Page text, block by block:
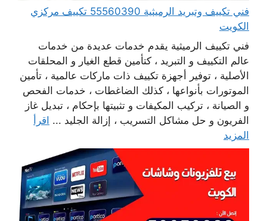
فني تكييف وتبريد الرميثية 55560390 تكييف مركزي
الكويت
فني تكييف الرميثية يقدم خدمات عديدة من خدمات
عالم التكييف و التبريد ، كتأمين قطع الغيار و المحلقات
الأصلية ، توفير أجهزة تكييف ذات ماركات عالمية ، تأمين
الموتورات بأنواعها ، كذلك الضاغطات ، خدمات الفحص
و الصيانة ، تركيب المكيفات و تثبيتها بإحكام ، تبديل غاز
الفريون و حل مشاكل التسريب ، إزالة الجليد ... اقرأ
المزيد